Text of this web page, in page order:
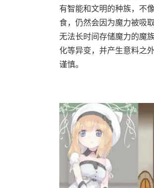
有智能和文明的种族，不
食，仍然会因为魔力被吸
无法长时间存储魔力的魔
化等异变，并产生意料之
谨慎。